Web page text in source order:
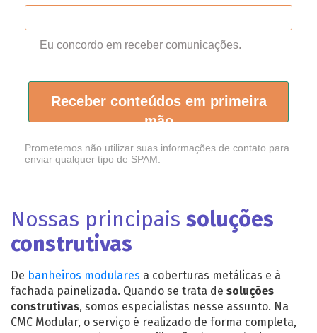
Eu concordo em receber comunicações.
Receber conteúdos em primeira
mão
Prometemos não utilizar suas informações de contato para
enviar qualquer tipo de SPAM.
Nossas principais soluções
construtivas
De banheiros modulares a coberturas metálicas e à
fachada painelizada. Quando se trata de soluções
construtivas, somos especialistas nesse assunto. Na
CMC Modular, o serviço é realizado de forma completa,